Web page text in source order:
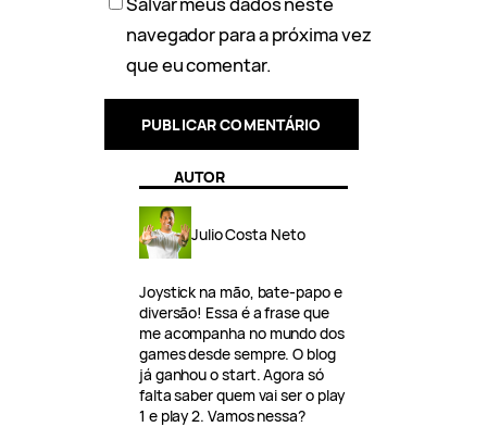
navegador para a próxima vez
que eu comentar.
AUTOR
Julio Costa Neto
Joystick na mão, bate-papo e
diversão! Essa é a frase que
me acompanha no mundo dos
games desde sempre. O blog
já ganhou o start. Agora só
falta saber quem vai ser o play
1 e play 2. Vamos nessa?